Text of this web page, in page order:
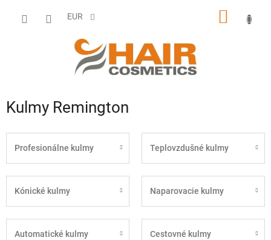
EUR
Kulmy Remington
Profesionálne kulmy Teplovzdušné kulmy
Kónické kulmy Naparovacie kulmy
Automatické kulmy Cestovné kulmy